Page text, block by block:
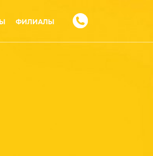
ФИЛИАЛЫ